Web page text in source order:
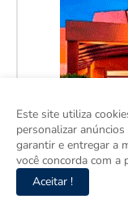
Este site utiliza
personalizar
garantir e entregar a
você concorda com
Aceitar !